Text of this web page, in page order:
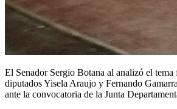
El Senador Sergio Botana al analizó el
diputados Yisela Araujo y Fernando
ante la convocatoria de la Junta